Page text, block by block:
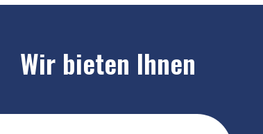
Wir bieten Ihnen